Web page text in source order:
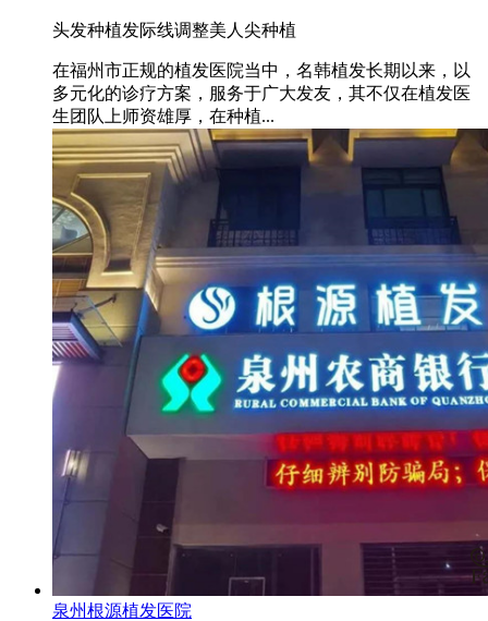
头发种植发际线调整美人尖种植
在福州市正规的植发医院当中，名韩植发长期以来，以
多元化的诊疗方案，服务于广大发友，其不仅在植发医
生团队上师资雄厚，在种植...
泉州根源植发医院